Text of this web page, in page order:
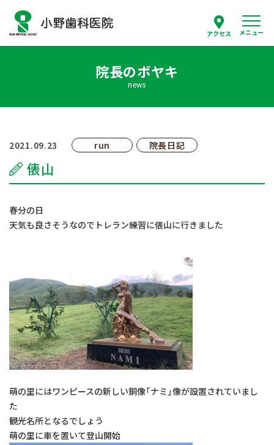
アクセス
院長のボヤキ
news
2021.09.23 run 院長日記
俵山
春分の日
天気も良さそうなのでトレラン練習に俵山に行きました
萌の里にはワンピースの新しい銅像「ナミ」像が設置されていまし
た
観光名所となるでしょう
萌の里に車を置いて登山開始
メニュー
はじめての方へ
採用情報
交通アクセス
お問い合わせ
予約のお電話はこちらから